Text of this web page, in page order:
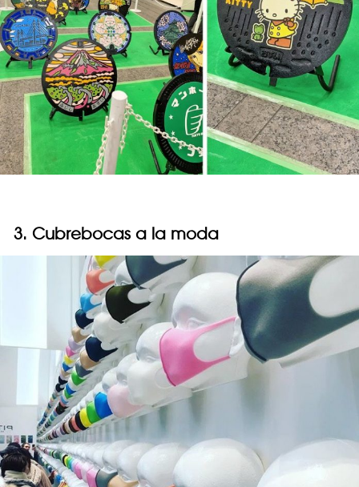
3. Cubrebocas a la moda